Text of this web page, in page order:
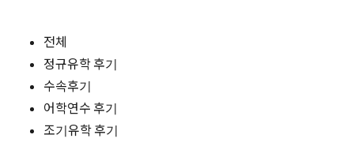
전체
정규유학 후기
수속후기
어학연수 후기
조기유학 후기